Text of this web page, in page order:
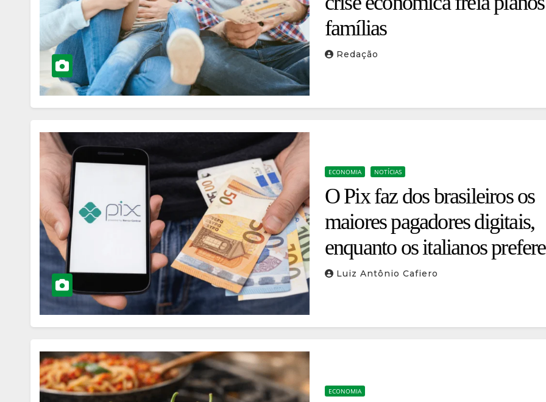
famílias
Redação
ECONOMIA NOTÍCIAS
O Pix faz dos brasileiros os
maiores pagadores digitais,
enquanto os italianos
dinheiro vivo
Luiz Antônio Cafiero
ECONOMIA